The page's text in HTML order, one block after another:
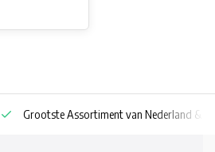
Grootste Assortiment van Nederland &